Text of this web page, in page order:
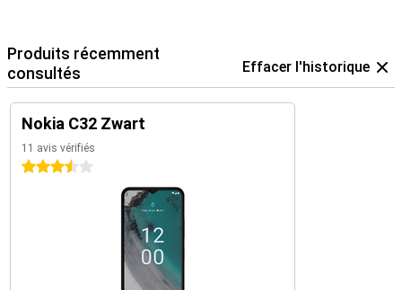
Produits récemment
consultés
Effacer l'historique
Nokia C32 Zwart
11 avis vérifiés
3.5 étoiles